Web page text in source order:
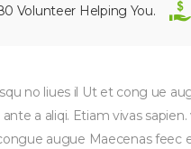
Volunteer Helping You.
no liues il Ut et cong ue
a aliqi. Etiam vivas sapien.
augue Maecenas feec